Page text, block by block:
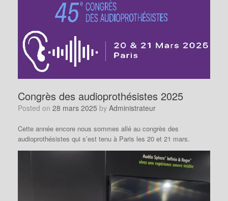
Congrès des audioprothésistes 2025
Posted on 28 mars 2025 by Administrateur
Cette année encore nous sommes allé au congrès des
audioprothésistes qui s’est tenu à Paris les 20 et 21 mars.